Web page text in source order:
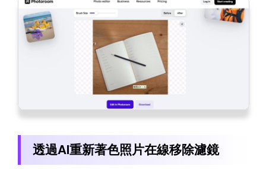
透過AI重新著色照片在線移除濾鏡